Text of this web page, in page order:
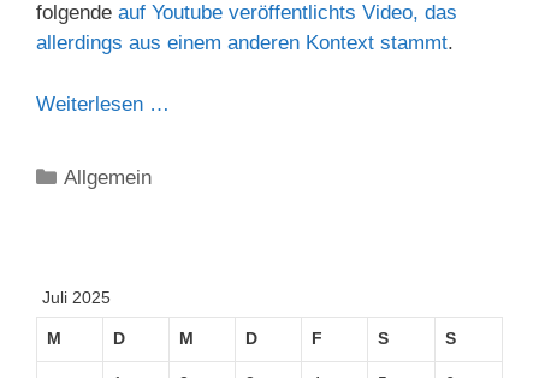
folgende auf Youtube veröffentlichts Video, das
allerdings aus einem anderen Kontext stammt.
Weiterlesen …
Kategorien
Allgemein
Juli 2025
M D M D F S S